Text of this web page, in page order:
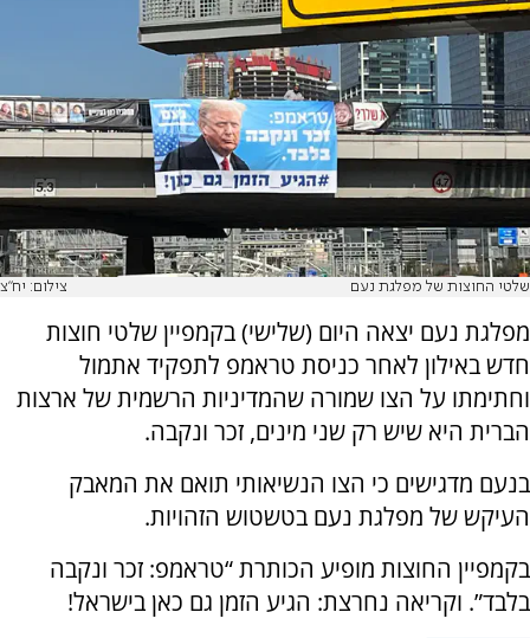
שלטי החוצות של מפלגת נעם צילום: יח"צ
מפלגת נעם יצאה היום (שלישי) בקמפיין שלטי חוצות
חדש באילון לאחר כניסת טראמפ לתפקיד אתמול
וחתימתו על הצו שמורה שהמדיניות הרשמית של ארצות
הברית היא שיש רק שני מינים, זכר ונקבה.
בנעם מדגישים כי הצו הנשיאותי תואם את המאבק
העיקש של מפלגת נעם בטשטוש הזהויות.
בקמפיין החוצות מופיע הכותרת “טראמפ: זכר ונקבה
בלבד”. וקריאה נחרצת: הגיע הזמן גם כאן בישראל!